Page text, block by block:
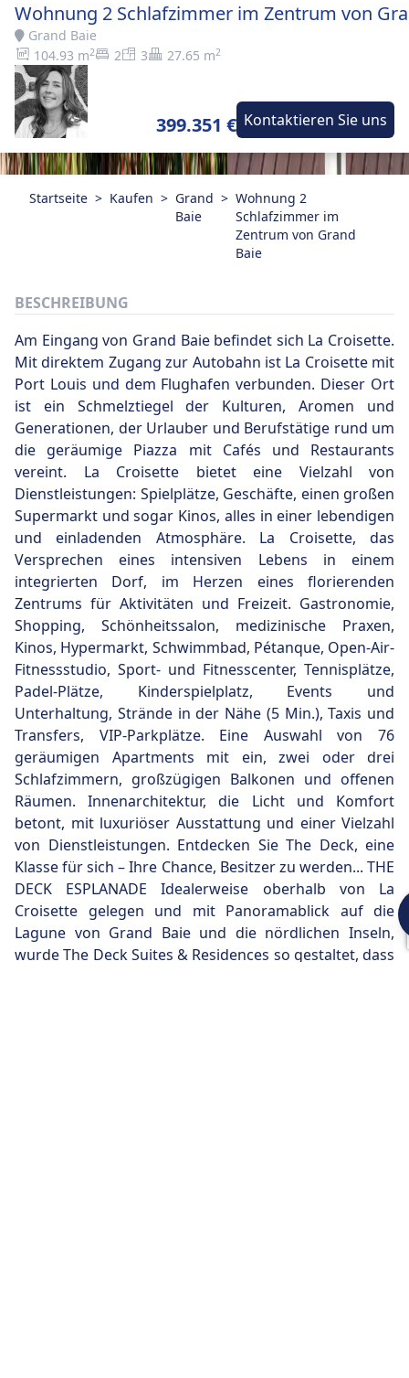
Wohnung 2 Schlafzimmer im Zentrum von
Grand Baie
104.93 m2 2 3 27.65 m2
399.351 € Kontaktieren Sie uns
Startseite > Kaufen > Grand
Baie
> Wohnung 2
Schlafzimmer im
Zentrum von Grand
Baie
BESCHREIBUNG
Am Eingang von Grand Baie befindet sich La Croisette.
Mit direktem Zugang zur Autobahn ist La Croisette mit
Port Louis und dem Flughafen verbunden. Dieser Ort
ist ein Schmelztiegel der Kulturen, Aromen und
Generationen, der Urlauber und Berufstätige rund um
die geräumige Piazza mit Cafés und Restaurants
vereint. La Croisette bietet eine Vielzahl von
Dienstleistungen: Spielplätze, Geschäfte, einen großen
Supermarkt und sogar Kinos, alles in einer lebendigen
und einladenden Atmosphäre. La Croisette, das
Versprechen eines intensiven Lebens in einem
integrierten Dorf, im Herzen eines florierenden
Zentrums für Aktivitäten und Freizeit. Gastronomie,
Shopping, Schönheitssalon, medizinische Praxen,
Kinos, Hypermarkt, Schwimmbad, Pétanque, Open-Air-
Fitnessstudio, Sport- und Fitnesscenter, Tennisplätze,
Padel-Plätze, Kinderspielplatz, Events und
Unterhaltung, Strände in der Nähe (5 Min.), Taxis und
Transfers, VIP-Parkplätze. Eine Auswahl von 76
geräumigen Apartments mit ein, zwei oder drei
Schlafzimmern, großzügigen Balkonen und offenen
Räumen. Innenarchitektur, die Licht und Komfort
betont, mit luxuriöser Ausstattung und einer Vielzahl
von Dienstleistungen. Entdecken Sie The Deck, eine
Klasse für sich – Ihre Chance, Besitzer zu werden... THE
DECK ESPLANADE Idealerweise oberhalb von La
Croisette gelegen und mit Panoramablick auf die
Lagune von Grand Baie und die nördlichen Inseln,
wurde The Deck Suites & Residences so gestaltet, dass